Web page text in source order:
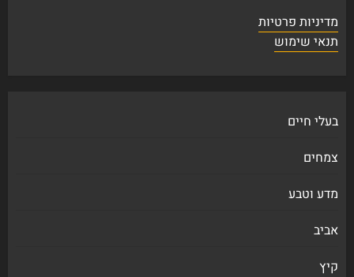
מדיניות פרטיות
תנאי שימוש
בעלי חיים
צמחים
מדע וטבע
אביב
קיץ